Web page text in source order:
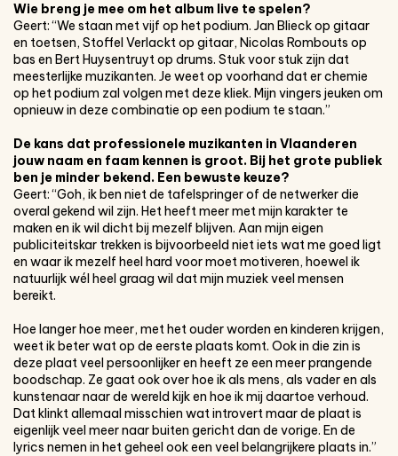
Wie breng je mee om het album live tespelen?
Geert: “We staan met vijf op het podium. Jan Blieck op gitaar
en toetsen, Stoffel Verlackt op gitaar, Nicolas Rombouts op
bas en Bert Huysentruyt op drums. Stuk voor stuk zijn dat
meesterlijke muzikanten. Je weet op voorhand dat er chemie
op het podium zal volgen met deze kliek. Mijn vingers jeuken om
opnieuw in deze combinatie op een podium te staan.”
De kans dat professionele muzikanten in Vlaanderen
jouw naam en faam kennen is groot. Bij het grote publiek
ben je minder bekend. Een bewuste keuze?
Geert: “Goh, ik ben niet de tafelspringer of de netwerker die
overal gekend wil zijn. Het heeft meer met mijn karakter te
maken en ik wil dicht bij mezelf blijven. Aan mijn eigen
publiciteitskar trekken is bijvoorbeeld niet iets wat me goed ligt
en waar ik mezelf heel hard voor moet motiveren, hoewel ik
natuurlijk wél heel graag wil dat mijn muziek veel mensen
bereikt.
Hoe langer hoe meer, met het ouder worden en kinderen krijgen,
weet ik beter wat op de eerste plaats komt. Ook in die zin is
deze plaat veel persoonlijker en heeft ze een meer prangende
boodschap. Ze gaat ook over hoe ik als mens, als vader en als
kunstenaar naar de wereld kijk en hoe ik mij daartoe verhoud.
Dat klinkt allemaal misschien wat introvert maar de plaat is
eigenlijk veel meer naar buiten gericht dan de vorige. En de
lyrics nemen in het geheel ook een veel belangrijkere plaats in.”